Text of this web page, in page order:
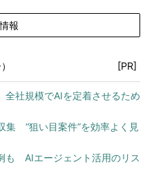
報
[PR]
全社規模でAIを定着させるため
集 “狙い目案件”を効率よく見
も AIエージェント活用のリス